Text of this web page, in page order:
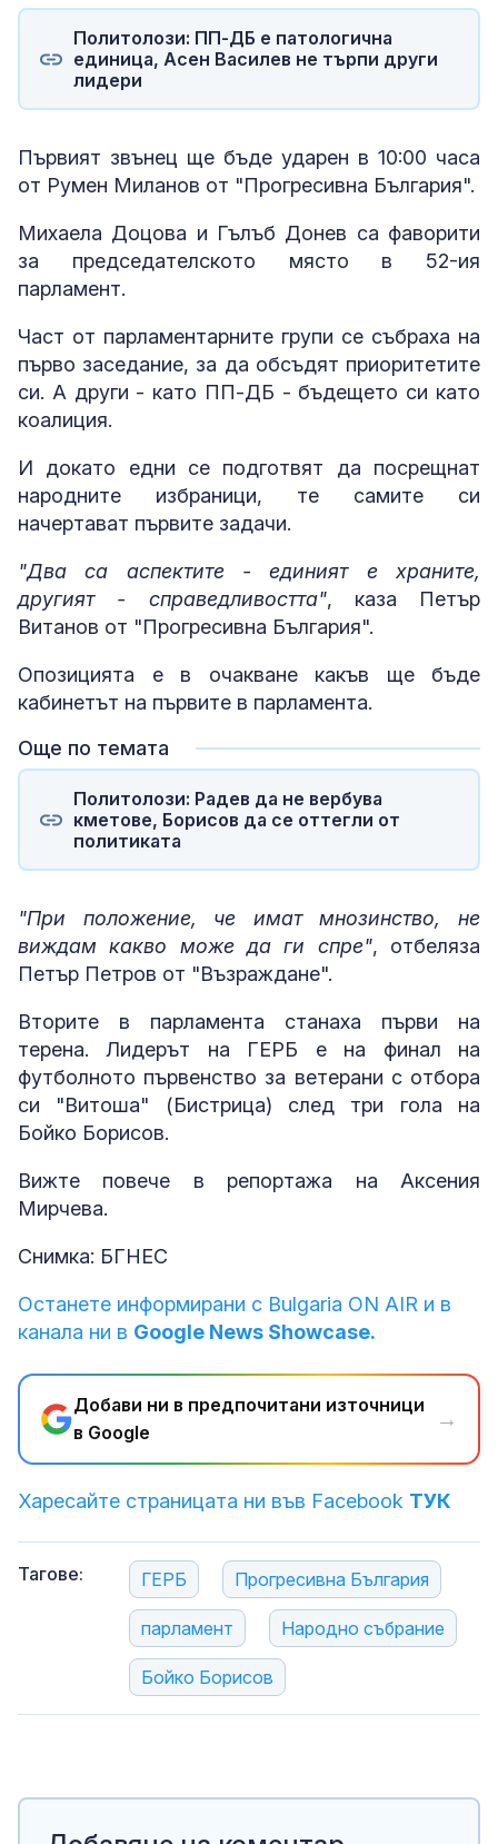
Политолози: ПП-ДБ е патологична
единица, Асен Василев не търпи други
лидери
Първият звънец ще бъде ударен в 10:00 часа
от Румен Миланов от "Прогресивна България".
Михаела Доцова и Гълъб Донев са фаворити
за председателското място в 52-ия
парламент.
Част от парламентарните групи се събраха на
първо заседание, за да обсъдят приоритетите
си. А други - като ПП-ДБ - бъдещето си като
коалиция.
И докато едни се подготвят да посрещнат
народните избраници, те самите си
начертават първите задачи.
"Два са аспектите - единият е храните,
другият - справедливостта", каза Петър
Витанов от "Прогресивна България".
Опозицията е в очакване какъв ще бъде
кабинетът на първите в парламента.
Още по темата
Политолози: Радев да не вербува
кметове, Борисов да се оттегли от
политиката
"При положение, че имат мнозинство, не
виждам какво може да ги спре", отбеляза
Петър Петров от "Възраждане".
Вторите в парламента станаха първи на
терена. Лидерът на ГЕРБ е на финал на
футболното първенство за ветерани с отбора
си "Витоша" (Бистрица) след три гола на
Бойко Борисов.
Вижте повече в репортажа на Аксения
Мирчева.
Снимка: БГНЕС
Останете информирани с Bulgaria ON AIR и в
канала ни в Google News Showcase.
Добави ни в предпочитани източници
в Google
→
Харесайте страницата ни във Facebook ТУК
Тагове: ГЕРБ Прогресивна България
парламент Народно събрание
Бойко Борисов